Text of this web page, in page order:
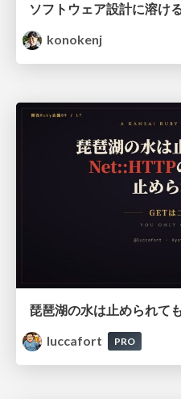
konokenj
luccafort
PRO